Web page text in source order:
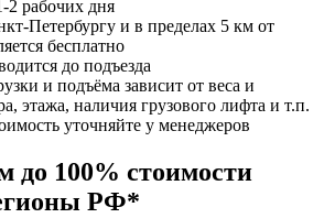
2 рабочих дня
Петербургу и в пределах 5 км от
бесплатно
до подъезда
и подъёма зависит от веса и
этажа, наличия грузового лифта и т.п.
уточняйте у менеджеров
до 100% стоимости
РФ*